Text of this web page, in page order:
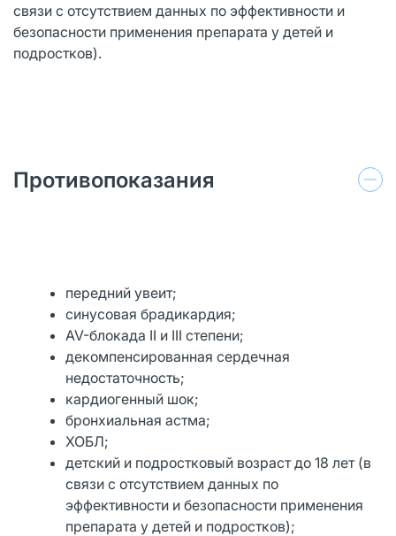
связи с отсутствием данных по эффективности и
безопасности применения препарата у детей и
подростков).
Противопоказания
передний увеит;
синусовая брадикардия;
AV-блокада II и III степени;
декомпенсированная сердечная
недостаточность;
кардиогенный шок;
бронхиальная астма;
ХОБЛ;
детский и подростковый возраст до 18 лет (в
связи с отсутствием данных по
эффективности и безопасности применения
препарата у детей и подростков);